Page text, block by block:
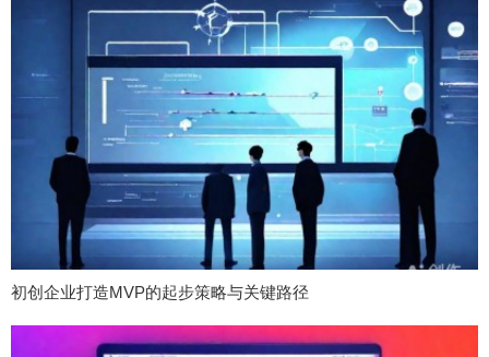
初创企业打造MVP的起步策略与关键路径